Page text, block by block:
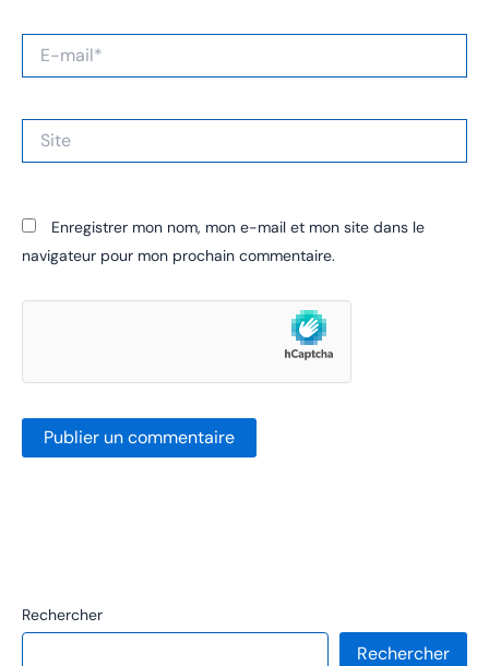
mail*
Site
Enregistrer mon nom, mon e-mail et mon site dans le
navigateur pour mon prochain commentaire.
Rechercher
Rechercher